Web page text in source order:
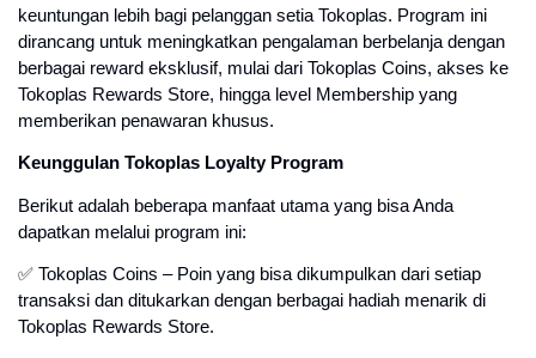
keuntungan lebih bagi pelanggan setia Tokoplas. Program ini
dirancang untuk meningkatkan pengalaman berbelanja dengan
berbagai reward eksklusif, mulai dari Tokoplas Coins, akses ke
Tokoplas Rewards Store, hingga level Membership yang
memberikan penawaran khusus.
Keunggulan Tokoplas Loyalty Program
Berikut adalah beberapa manfaat utama yang bisa Anda
dapatkan melalui program ini:
✅ Tokoplas Coins – Poin yang bisa dikumpulkan dari setiap
transaksi dan ditukarkan dengan berbagai hadiah menarik di
Tokoplas Rewards Store.